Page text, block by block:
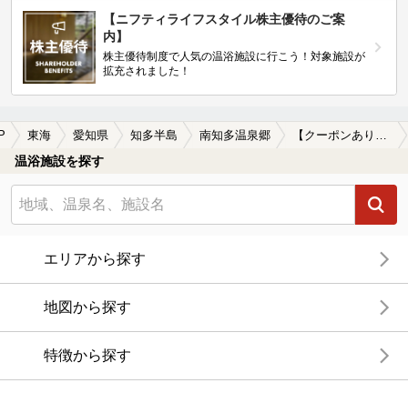
【ニフティライフスタイル株主優待のご案
内】
株主優待制度で人気の温浴施設に行こう！対象施設が
拡充されました！
東海 愛知県 知多半島 南知多温泉郷 【クーポンあり】南知多温泉郷(知多半島)のサウナ施設おすすめ6選(2026年版)
温浴施設を探す
エリアから探す
地図から探す
特徴から探す